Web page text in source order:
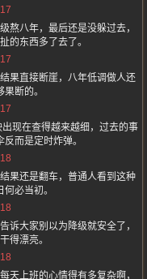
熬八年，最后还是没躲过去，
的东西多了去了。
果直接断崖，八年低调做人还
断的。
现在查得越来越细，过去的事
而是定时炸弹。
果还是翻车，普通人看到这种
必当初。
诉大家别以为降级就安全了，
得漂亮。
天上班的心情得有多复杂啊，